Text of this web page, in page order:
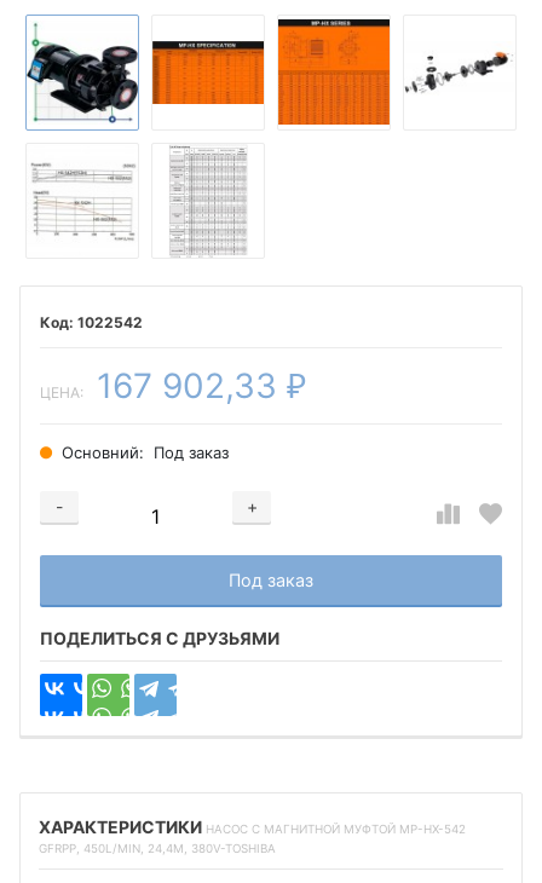
1022542
ЦЕНА: 167 902,33 ₽
Основний: Под заказ
-
+
Добавляется...
Под заказ
Добавлен
ПОДЕЛИТЬСЯ С ДРУЗЬЯМИ
ХАРАКТЕРИСТИКИ НАСОС С МАГНИТНОЙ МУФТОЙ MP-HX-542
GFRPP, 450L/MIN, 24,4M, 380V-TOSHIBA